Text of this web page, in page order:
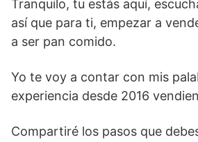
Tranquilo, tu estás aquí,
así que para ti, empezar a
a ser pan comido.
Yo te voy a contar con mis
experiencia desde 2016
Compartiré los pasos que